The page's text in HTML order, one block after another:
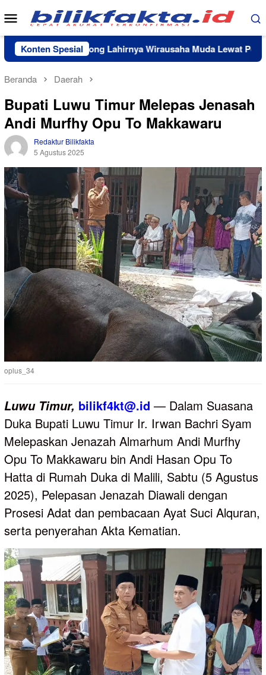
Loncat
ke
konten
Menu
Mobile
Konten Spesial
Lutim Dorong Lahirnya Wirausaha Muda Lewat Pelatihan
Beranda Daerah
Bupati Luwu Timur Melepas Jenasah
Andi Murfhy Opu To Makkawaru
Redaktur Bilikfakta
5 Agustus 2025
oplus_34
Luwu Timur, bilikf4kt@.id — Dalam Suasana
Duka Bupati Luwu Timur Ir. Irwan Bachri Syam
Melepaskan Jenazah Almarhum Andi Murfhy
Opu To Makkawaru bin Andi Hasan Opu To
Hatta di Rumah Duka di Malili, Sabtu (5 Agustus
2025), Pelepasan Jenazah Diawali dengan
Prosesi Adat dan pembacaan Ayat Suci Alquran,
serta penyerahan Akta Kematian.